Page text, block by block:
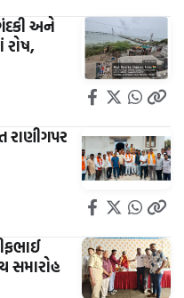
ગંદકી અને
રોષ,
સમારોહ